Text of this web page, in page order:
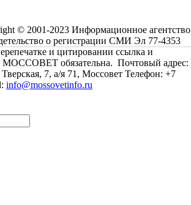
© 2001-2023 Информационное агентство
о регистрации СМИ Эл 77-4353
и цитировании ссылка и
МОССОВЕТ обязательна. Почтовый адрес:
7, а/я 71, Моссовет Телефон: +7
info@mossovetinfo.ru